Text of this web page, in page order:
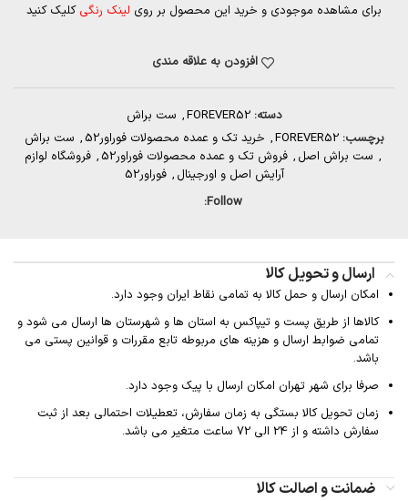
برای مشاهده موجودی و خرید این محصول بر روی لینک رنگی کلیک کنید
افزودن به علاقه مندی
دسته: FOREVER52
, ست براش
برچسب: FOREVER52
, خرید تک و عمده محصولات فوراور52 , ست براش
, ست براش اصل , فروش تک و عمده محصولات فوراور52 , فروشگاه لوازم
آرایش اصل و اورجینال , فوراور52
Follow:
ارسال و تحویل کالا
امکان ارسال و حمل کالا به تمامی نقاط ایران وجود دارد.
کالاها از طریق پست و تیپاکس به استان ها و شهرستان ها ارسال می شود و
تمامی ضوابط ارسال و هزینه های مربوطه تابع مقررات و قوانین پستی می
باشد.
صرفا برای شهر تهران امکان ارسال با پیک وجود دارد.
زمان تحویل کالا بستگی به زمان سفارش، تعطیلات احتمالی بعد از ثبت
سفارش داشته و از 24 الی 72 ساعت متغیر می باشد.
ضمانت و اصالت کالا